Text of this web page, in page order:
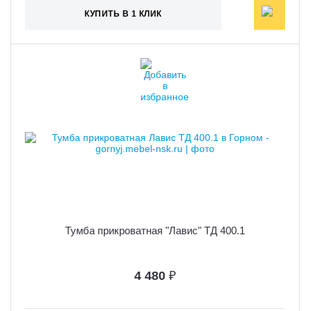
КУПИТЬ В 1 КЛИК
Тумба прикроватная "Лавис" ТД 400.1
4 480 ₽